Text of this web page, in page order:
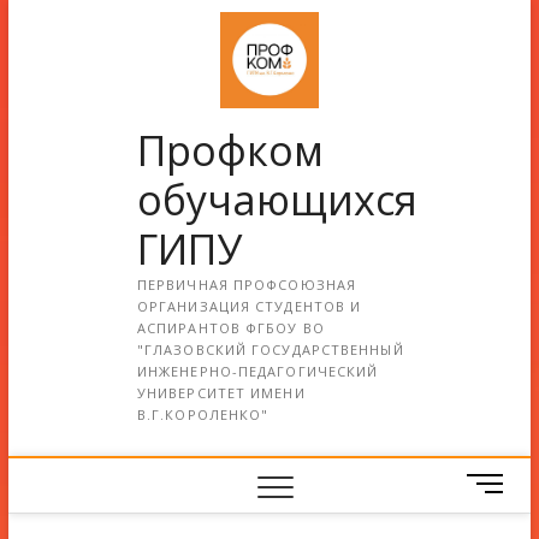
Профком
обучающихся
ГИПУ
ПЕРВИЧНАЯ ПРОФСОЮЗНАЯ
ОРГАНИЗАЦИЯ СТУДЕНТОВ И
АСПИРАНТОВ ФГБОУ ВО
"ГЛАЗОВСКИЙ ГОСУДАРСТВЕННЫЙ
ИНЖЕНЕРНО-ПЕДАГОГИЧЕСКИЙ
УНИВЕРСИТЕТ ИМЕНИ
В.Г.КОРОЛЕНКО"
М
е